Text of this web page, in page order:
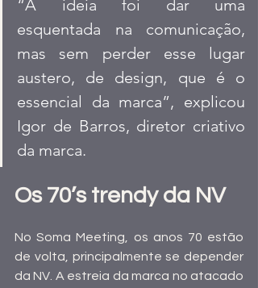
“A ideia foi dar uma
esquentada na comunicação,
mas sem perder esse lugar
austero, de design, que é o
essencial da marca”, explicou
Igor de Barros, diretor criativo
da marca.
Os 70’s trendy da NV
No Soma Meeting, os anos 70 estão
de volta, principalmente se depender
da NV. A estreia da marca no atacado